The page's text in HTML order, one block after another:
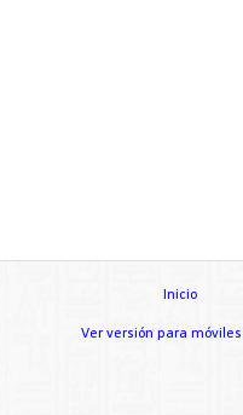
Inicio
Ver versión para móviles